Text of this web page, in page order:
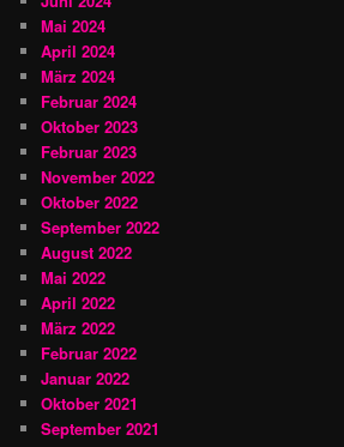
Mai 2024
April 2024
März 2024
Februar 2024
Oktober 2023
Februar 2023
November 2022
Oktober 2022
September 2022
August 2022
Mai 2022
April 2022
März 2022
Februar 2022
Januar 2022
Oktober 2021
September 2021